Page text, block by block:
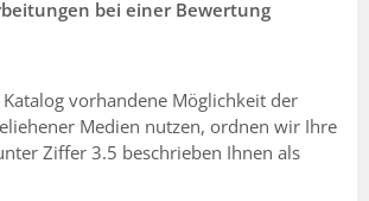
bei einer Bewertung
vorhandene Möglichkeit der
Medien nutzen, ordnen wir Ihre
Ziffer 3.5 beschrieben Ihnen als